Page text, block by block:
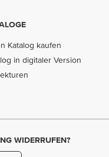
Katalog kaufen
in digitaler Version
WIDERRUFEN?